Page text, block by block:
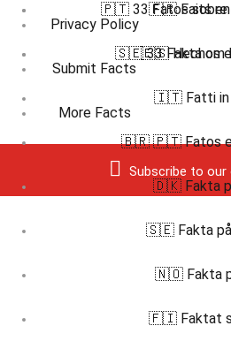
Privacy Policy
Submit Facts
More Facts
Subscribe to our
🇵🇹 33 Fatos sobre
🇸🇪 33 Fakta om
🇫🇷 Faits en
🇪🇸 Hechos
🇮🇹 Fatti in
🇧🇷 🇵🇹 Fatos
🇩🇰 Fakta
🇸🇪 Fakta på
🇳🇴 Fakta
🇫🇮 Faktat